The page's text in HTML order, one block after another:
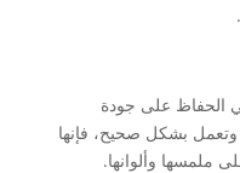
الحفاظ على جودة
وتعمل بشكل صحيح، فإنها
ملمسها وألوانها.